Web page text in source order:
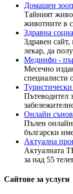
Домашен
Тайният
животните в
Здравна
Здравен сайт,
лекар, да
Мединфо -
Месечно
специалисти
Пътеводител
Онлайн
Пълен
български
Актуална
Актуалната
за над 55
Сайтове за услуги